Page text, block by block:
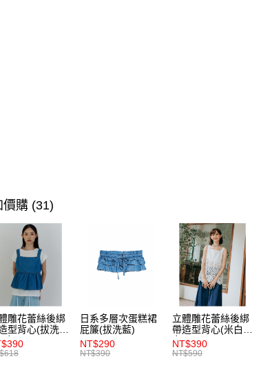
價購 (31)
雕花蕾絲後綁
型背心(拔洗
女
日系多層次蛋糕裙
屁簾(拔洗藍)
NT$290
NT$390
立體雕花蕾絲後綁
帶造型背心(米白)-
女
NT$390
NT$590